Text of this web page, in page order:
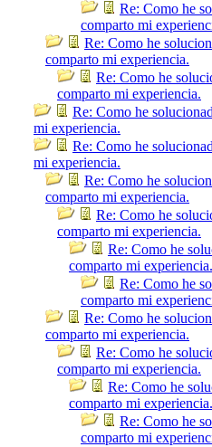
Re: Como he
comparto mi
Re: Como he
comparto mi experiencia.
Re: Como he
comparto mi experiencia.
Re: Como he
mi experiencia.
Re: Como he
mi experiencia.
Re: Como he
comparto mi experiencia.
Re: Como he
comparto mi experiencia.
Re: Como he
comparto mi experiencia.
Re: Como he
comparto mi
Re: Como he
comparto mi experiencia.
Re: Como he
comparto mi experiencia.
Re: Como he
comparto mi experiencia.
Re: Como he
comparto mi